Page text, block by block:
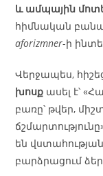
և ամպային
հիմնական
aforizmner-ի
Վերջապես,
խոսք ասել է՝
բառը՝ թվեր,
են
բարձրացում